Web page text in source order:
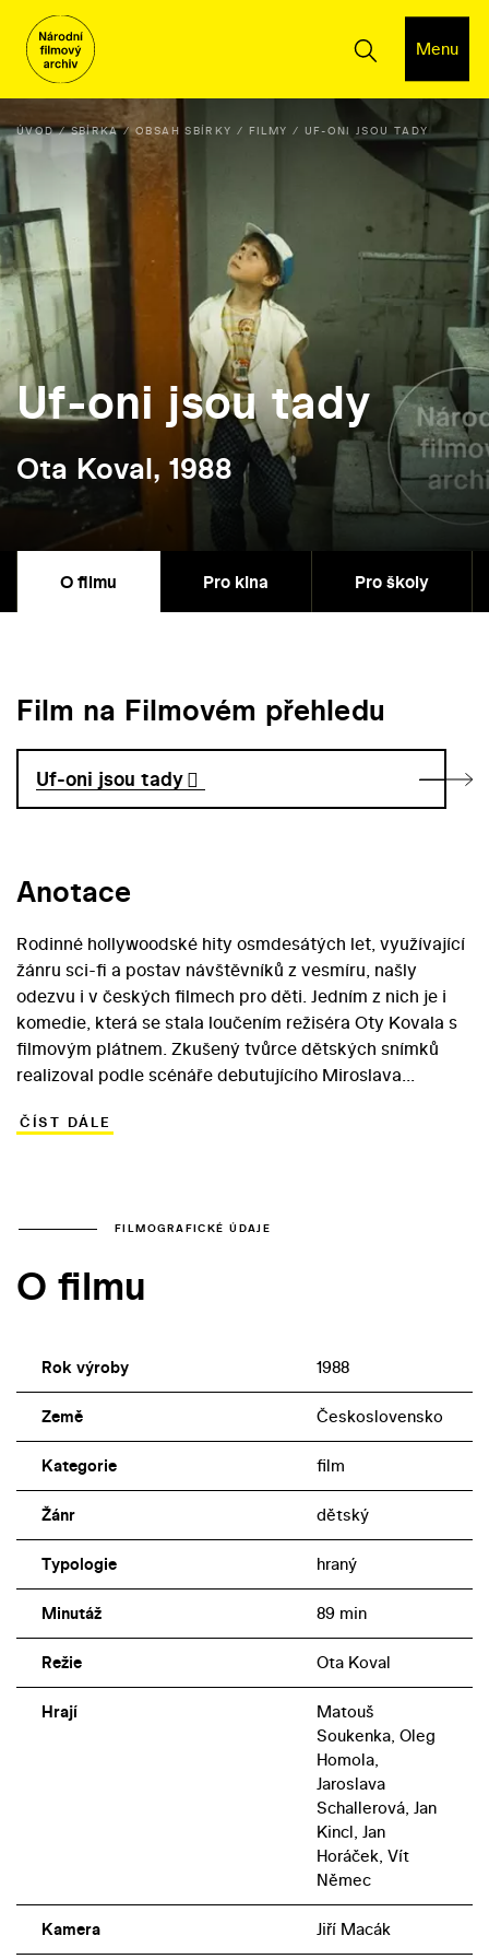
Menu
ÚVOD SBÍRKA OBSAH SBÍRKY FILMY UF-ONI JSOU TADY
Uf-oni jsou tady
Ota Koval, 1988
O filmu Pro kina Pro školy
Film na Filmovém přehledu
Uf-oni jsou tady
Anotace
Rodinné hollywoodské hity osmdesátých let, využívající
žánru sci-fi a postav návštěvníků z vesmíru, našly
odezvu i v českých filmech pro děti. Jedním z nich je i
komedie, která se stala loučením režiséra Oty Kovala s
filmovým plátnem. Zkušený tvůrce dětských snímků
realizoval podle scénáře debutujícího Miroslava
naznačuje atraktivní setkání malých hrdinů s
skutečnou, kriminální činnost. Motiv setkání s ufony se
zvídavého Jirky se ujal talentovaný Matouš Soukenka,
ČÍST DÁLE
FILMOGRAFICKÉ ÚDAJE
O filmu
Rok výroby 1988
Země Československo
Kategorie film
Žánr dětský
Typologie hraný
Minutáž 89 min
Režie Ota Koval
Hrají
Matouš
Soukenka, Oleg
Homola,
Jaroslava
Schallerová, Jan
Kincl, Jan
Horáček, Vít
Němec
Kamera Jiří Macák